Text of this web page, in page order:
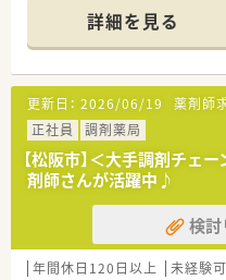
■内科、消化器科、循環
数は1日平均40枚程度と
■近隣には銀行や郵便局
用事を済ませるのにも
す。
【募集背景と求める人物
■現在、欠員補充のため
を思いやり、協力して仕
す。
■年齢や経験は問わず
び、豊かな向上心を持
す。
■多職種とのチーム医療
詳細を見る
更新日： 2026/06/19 薬剤師
正社員
調剤薬局
【松阪市】＜大手調剤チ
剤師さんが活躍中♪
検討
年間休日120日以上 未経験可